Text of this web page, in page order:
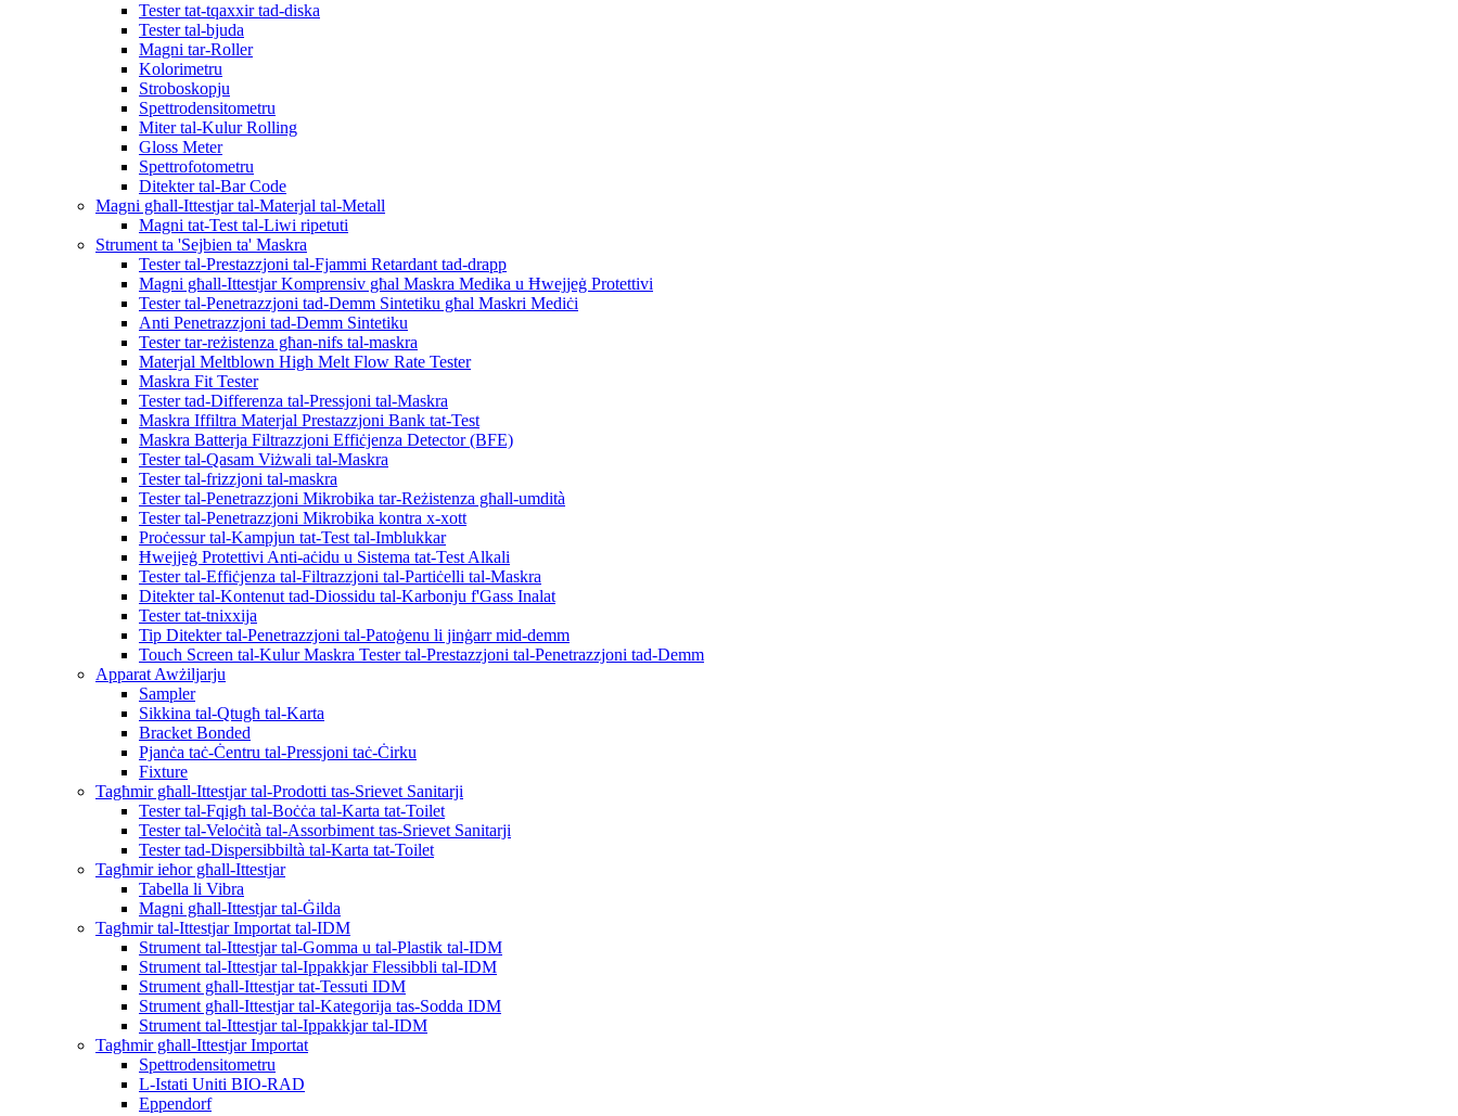
Tester tat-tqaxxir tad-diska
Tester tal-bjuda
Magni tar-Roller
Kolorimetru
Stroboskopju
Spettrodensitometru
Miter tal-Kulur Rolling
Gloss Meter
Spettrofotometru
Ditekter tal-Bar Code
Magni għall-Ittestjar tal-Materjal tal-Metall
Magni tat-Test tal-Liwi ripetuti
Strument ta 'Sejbien ta' Maskra
Tester tal-Prestazzjoni tal-Fjammi Retardant tad-drapp
Magni għall-Ittestjar Komprensiv għal Maskra Medika u Ħwejjeġ Protettivi
Tester tal-Penetrazzjoni tad-Demm Sintetiku għal Maskri Mediċi
Anti Penetrazzjoni tad-Demm Sintetiku
Tester tar-reżistenza għan-nifs tal-maskra
Materjal Meltblown High Melt Flow Rate Tester
Maskra Fit Tester
Tester tad-Differenza tal-Pressjoni tal-Maskra
Maskra Iffiltra Materjal Prestazzjoni Bank tat-Test
Maskra Batterja Filtrazzjoni Effiċjenza Detector (BFE)
Tester tal-Qasam Viżwali tal-Maskra
Tester tal-frizzjoni tal-maskra
Tester tal-Penetrazzjoni Mikrobika tar-Reżistenza għall-umdità
Tester tal-Penetrazzjoni Mikrobika kontra x-xott
Proċessur tal-Kampjun tat-Test tal-Imblukkar
Ħwejjeġ Protettivi Anti-aċidu u Sistema tat-Test Alkali
Tester tal-Effiċjenza tal-Filtrazzjoni tal-Partiċelli tal-Maskra
Ditekter tal-Kontenut tad-Diossidu tal-Karbonju f'Gass Inalat
Tester tat-tnixxija
Tip Ditekter tal-Penetrazzjoni tal-Patoġenu li jinġarr mid-demm
Touch Screen tal-Kulur Maskra Tester tal-Prestazzjoni tal-Penetrazzjoni tad-Demm
Apparat Awżiljarju
Sampler
Sikkina tal-Qtugħ tal-Karta
Bracket Bonded
Pjanċa taċ-Ċentru tal-Pressjoni taċ-Ċirku
Fixture
Tagħmir għall-Ittestjar tal-Prodotti tas-Srievet Sanitarji
Tester tal-Fqigħ tal-Boċċa tal-Karta tat-Toilet
Tester tal-Veloċità tal-Assorbiment tas-Srievet Sanitarji
Tester tad-Dispersibbiltà tal-Karta tat-Toilet
Tagħmir ieħor għall-Ittestjar
Tabella li Vibra
Magni għall-Ittestjar tal-Ġilda
Tagħmir tal-Ittestjar Importat tal-IDM
Strument tal-Ittestjar tal-Gomma u tal-Plastik tal-IDM
Strument tal-Ittestjar tal-Ippakkjar Flessibbli tal-IDM
Strument għall-Ittestjar tat-Tessuti IDM
Strument għall-Ittestjar tal-Kategorija tas-Sodda IDM
Strument tal-Ittestjar tal-Ippakkjar tal-IDM
Tagħmir għall-Ittestjar Importat
Spettrodensitometru
L-Istati Uniti BIO-RAD
Eppendorf